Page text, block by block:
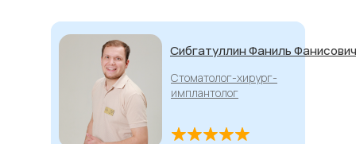
Спичков Руслан
Ильич
Стоматолог-терапевт-
хирург-ортопед
Сибгатуллин Фаниль Фанисович
Стоматолог-хирург-
имплантолог